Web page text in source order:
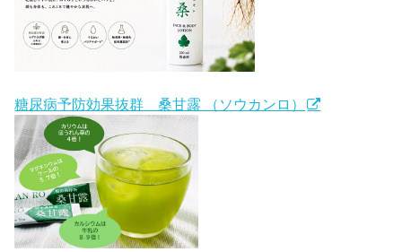
糖尿病予防効果抜群 桑甘露 （ソウカンロ）